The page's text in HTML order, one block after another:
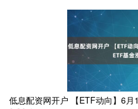
低息配资网开户 【ETF动向】6